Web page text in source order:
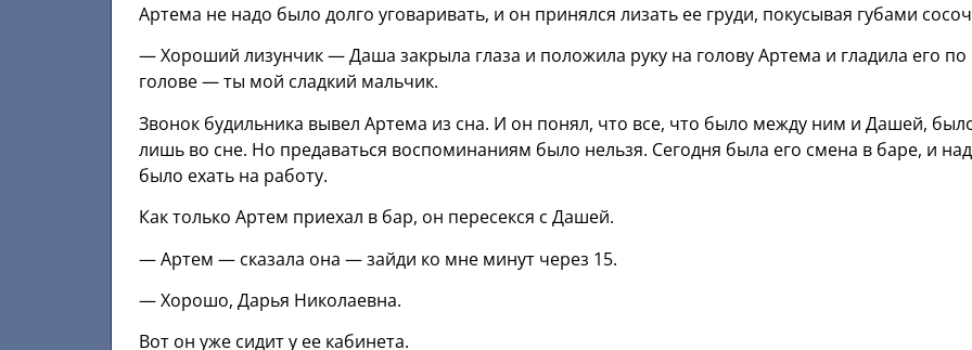
Артема не надо было долго уговаривать, и он принялся лизать ее груди, покусывая губами
— Хороший лизунчик — Даша закрыла глаза и положила руку на голову Артема и гладила его по
голове — ты мой сладкий мальчик.
Звонок будильника вывел Артема из сна. И он понял, что все, что было между ним и Дашей,
лишь во сне. Но предаваться воспоминаниям было нельзя. Сегодня была его смена в баре, и
было ехать на работу.
Как только Артем приехал в бар, он пересекся с Дашей.
— Артем — сказала она — зайди ко мне минут через 15.
— Хорошо, Дарья Николаевна.
Вот он уже сидит у ее кабинета.